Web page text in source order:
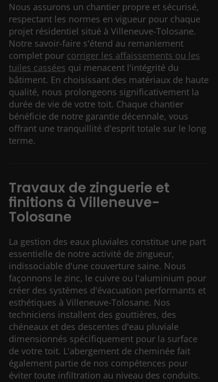
Nous assurons un chantier propre et sécurisé,
respectant les normes en vigueur pour chaque
projet résidentiel situé à Villeneuve-Tolosane.
Notre savoir-faire s'étend au remaniement
complet pour corriger les affaissements ou les
tuiles cassées qui menacent l'intégrité du
bâtiment. En choisissant des matériaux de haute
qualité, nous prolongeons significativement la
durée de vie de votre toit. Chaque chantier
bénéficie de notre garantie décennale, vous
offrant une tranquillité d'esprit totale sur le long
terme.
Travaux de zinguerie et
finitions à Villeneuve-
Tolosane
La gestion des eaux pluviales constitue une part
essentielle de notre activité de zingueur,
indissociable d'une couverture saine. Nous
façonnons le zinc, le cuivre ou l'aluminium pour
créer des systèmes d'évacuation performants et
esthétiques à Villeneuve-Tolosane. Nos
techniciens installent des gouttières, des
chéneaux et des descentes d'eau pluviale
dimensionnés spécifiquement pour la surface
de votre toit. L'abergement de cheminée fait
également partie de nos compétences pour
éviter toute infiltration au niveau des conduits.